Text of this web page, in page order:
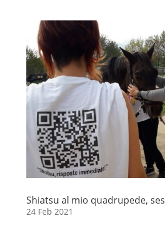
Shiatsu al mio quadrupede,
24 Feb 2021